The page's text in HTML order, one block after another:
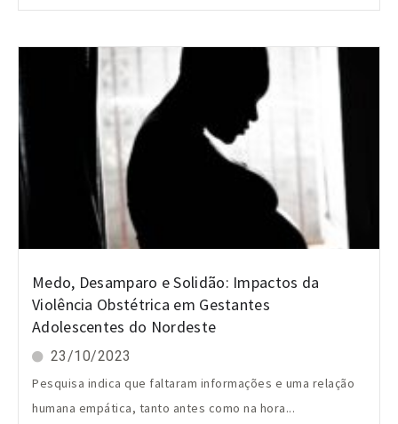
Medo, Desamparo e Solidão: Impactos da
Violência Obstétrica em Gestantes
Adolescentes do Nordeste
23/10/2023
Pesquisa indica que faltaram informações e uma relação
humana empática, tanto antes como na hora...